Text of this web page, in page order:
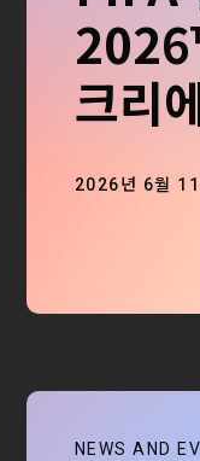
크리
업을
2026년 6월 11
NEWS AND